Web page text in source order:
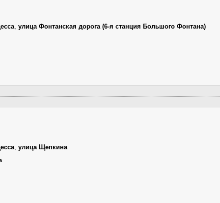
, улица Фонтанская дорога (6-я станция Большого Фонтана)
, улица Щепкина